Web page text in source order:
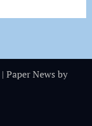
| Paper News by